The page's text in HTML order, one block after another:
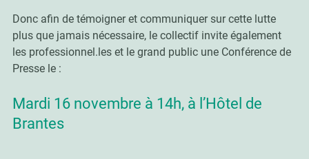
Donc afin de témoigner et communiquer sur cette lutte
plus que jamais nécessaire, le collectif invite également
les professionnel.les et le grand public une Conférence de
Presse le :
Mardi 16 novembre à 14h, à l’Hôtel de
Brantes